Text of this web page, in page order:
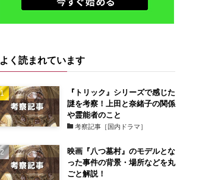
よく読まれています
『トリック』シリーズで感じた
謎を考察！上田と奈緒子の関係
や霊能者のこと
考察記事［国内ドラマ］
映画『八つ墓村』のモデルとな
った事件の背景・場所などを丸
ごと解説！